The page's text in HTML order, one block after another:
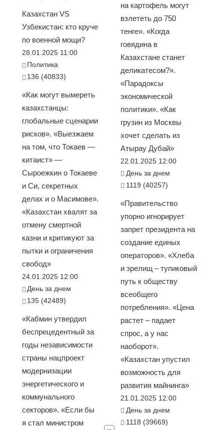
Казахстан VS
Узбекистан: кто круче
по военной мощи?
28.01.2025 11:00
Политика
136 (40833)
«Как могут вымереть
казахстанцы:
глобальные сценарии
рисков». «Выезжаем
на том, что Токаев —
китаист» —
Сыроежкин о Токаеве
и Си, секретных
делах и о Масимове».
«Казахстан хвалят за
отмену смертной
казни и критикуют за
пытки и ограничения
свобод»
24.01.2025 12:00
День за днем
135 (42489)
«Кабмин утвердил
беспрецедентный за
годы независимости
страны нацпроект
модернизации
энергетического и
коммунального
секторов». «Если бы
я стал министром
на картофель могут
взлететь до 750
тенге». «Когда
говядина в
Казахстане станет
деликатесом?».
«Парадоксы
экономической
политики». «Как
грузин из Москвы
хочет сделать из
Атырау Дубай»
22.01.2025 12:00
День за днем
1119 (40257)
«Правительство
упорно игнорирует
запрет президента на
создание единых
операторов». «Хлеба
и зрелищ – тупиковый
путь к обществу
всеобщего
потребления». «Цена
растет – падает
спрос, а у нас
наоборот».
«Казахстан упустил
возможность для
развития майнинга»
21.01.2025 12:00
День за днем
1118 (39669)